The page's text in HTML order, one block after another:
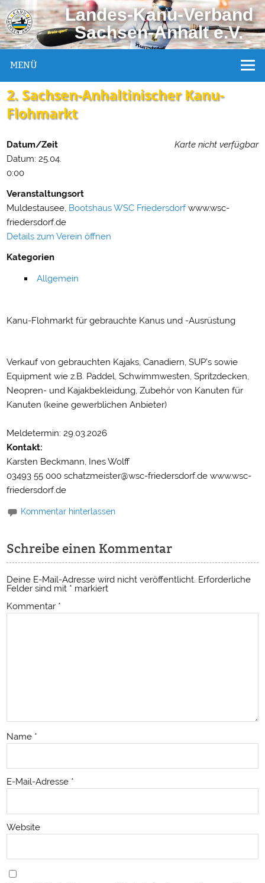
Landes-Kanu-Verband
Sachsen-Anhalt e.V.
MENÜ
2. Sachsen-Anhaltinischer Kanu-
Flohmarkt
Karte nicht verfügbar
Datum/Zeit
Datum: 25.04.
0:00
Veranstaltungsort
Muldestausee, Bootshaus WSC Friedersdorfwww.wsc-
friedersdorf.de
Details zum Verein öffnen
Kategorien
Allgemein
Kanu-Flohmarkt für gebrauchte Kanus und -Ausrüstung
Verkauf von gebrauchten Kajaks, Canadiern, SUP’s sowie
Equipment wie z.B. Paddel, Schwimmwesten, Spritzdecken,
Neopren- und Kajakbekleidung, Zubehör von Kanuten für
Kanuten (keine gewerblichen Anbieter)
Meldetermin: 29.03.2026
Kontakt:
Karsten Beckmann, Ines Wolff
03493 55 000 schatzmeister@wsc-friedersdorf.de www.wsc-
friedersdorf.de
Kommentar hinterlassen
Schreibe einen Kommentar
Deine E-Mail-Adresse wird nicht veröffentlicht. Erforderliche
Felder sind mit * markiert
Kommentar *
Name *
E-Mail-Adresse *
Website